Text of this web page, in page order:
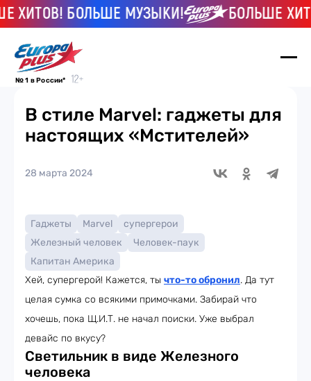
БОЛЬШЕ МУЗЫКИ! БОЛЬШЕ
№ 1 в России*
В стиле Marvel: гаджеты для
настоящих «Мстителей»
28 марта 2024
Гаджеты Marvel
супергерои
Железный человек
Человек-паук
Капитан Америка
Хей, супергерой! Кажется, ты что-то обронил. Да тут
целая сумка со всякими примочками. Забирай что
хочешь, пока Щ.И.Т. не начал поиски. Уже выбрал
девайс по вкусу?
Светильник в виде Железного
человека